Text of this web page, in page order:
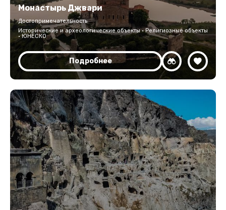
Монастырь Джвари
Достопримечательность
Исторические и археологические объекты · Религиозные объекты
· ЮНЕСКО
Подробнее